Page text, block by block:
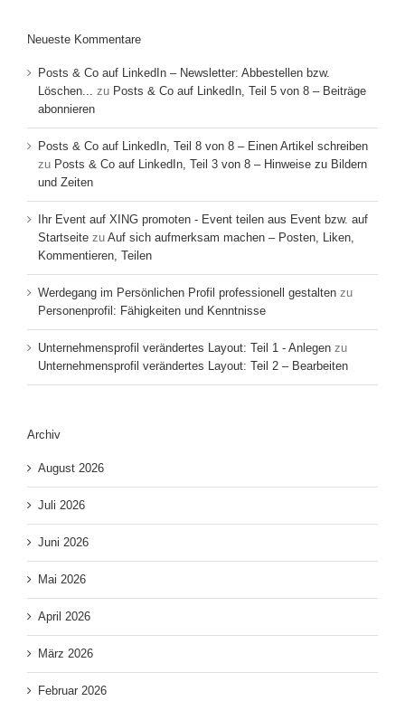
Neueste Kommentare
Posts & Co auf LinkedIn – Newsletter: Abbestellen bzw.
Löschen...
zu Posts & Co auf LinkedIn, Teil 5 von 8 – Beiträge
abonnieren
Posts & Co auf LinkedIn, Teil 8 von 8 – Einen Artikel schreiben
zu Posts & Co auf LinkedIn, Teil 3 von 8 – Hinweise zu Bildern
und Zeiten
Ihr Event auf XING promoten - Event teilen aus Event bzw. auf
Startseite zu Auf sich aufmerksam machen – Posten, Liken,
Kommentieren, Teilen
Werdegang im Persönlichen Profil professionell gestalten zu
Personenprofil: Fähigkeiten und Kenntnisse
Unternehmensprofil verändertes Layout: Teil 1 - Anlegen zu
Unternehmensprofil verändertes Layout: Teil 2 – Bearbeiten
Archiv
August 2026
Juli 2026
Juni 2026
Mai 2026
April 2026
März 2026
Februar 2026